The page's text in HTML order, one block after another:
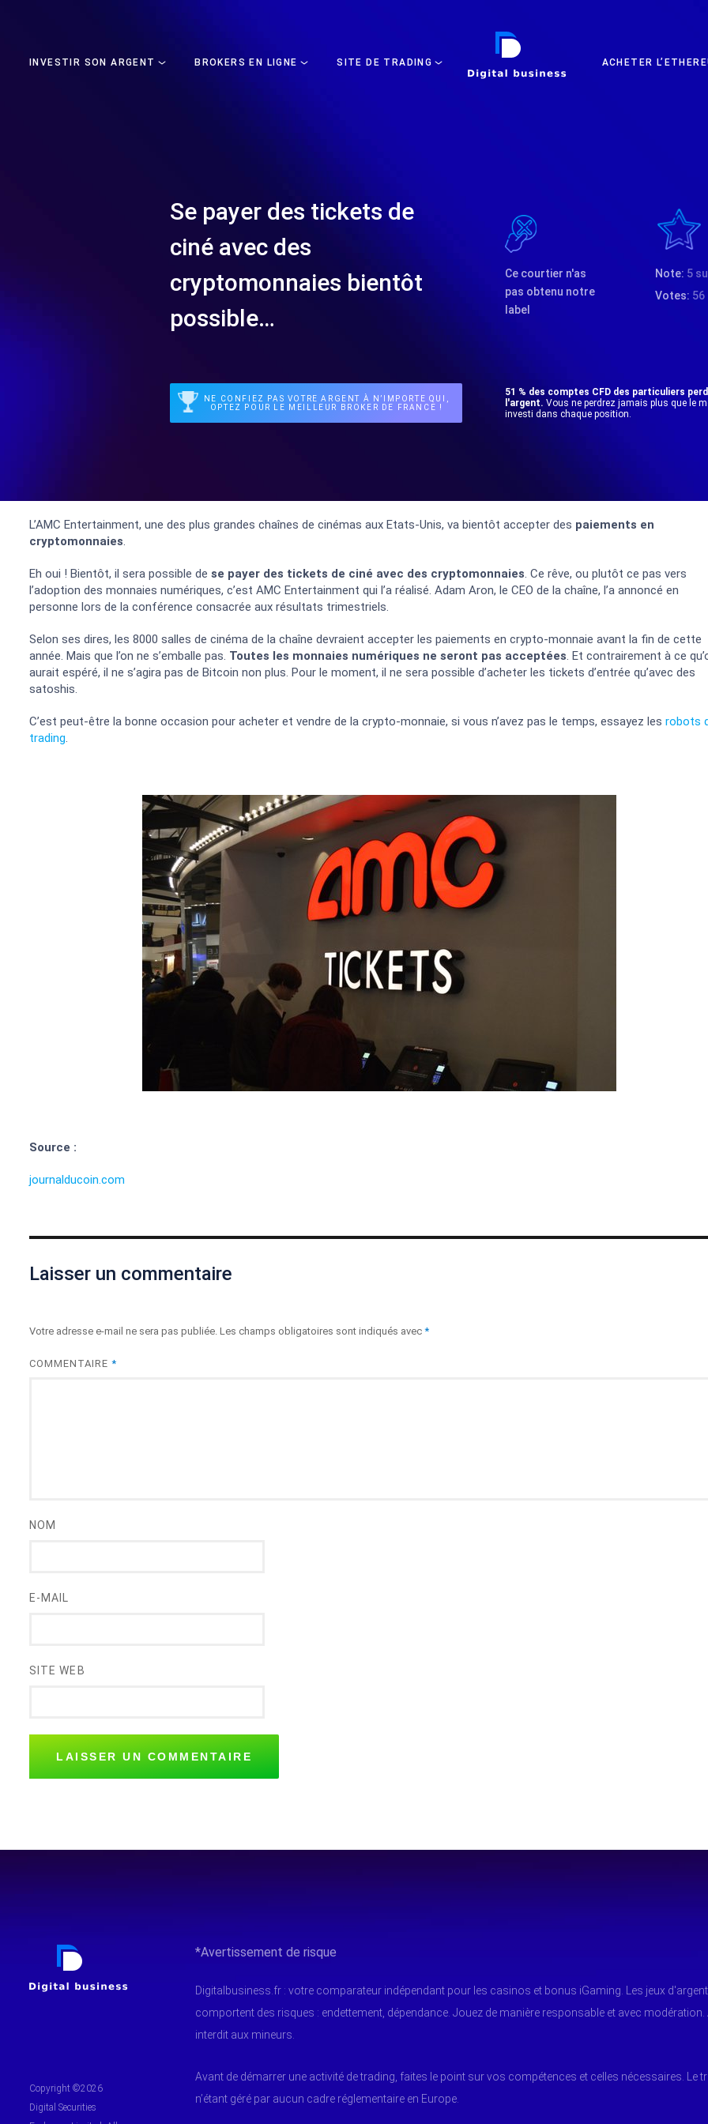
INVESTIR SON ARGENT BROKERS EN LIGNE SITE DE TRADING
DIGITAL BUSINESS
ACHETER
Se payer des tickets de
ciné avec des
cryptomonnaies bientôt
possible…
Ce courtier n'as
pas obtenu notre
label
Note: 5
Votes: 56
NE CONFIEZ PAS VOTRE ARGENT À N’IMPORTE QUI,
OPTEZ POUR LE MEILLEUR BROKER DE FRANCE !
51 % des comptes CFD des particuliers
l'argent. Vous ne perdrez jamais plus que le
investi dans chaque position.
L’AMC Entertainment, une des plus grandes chaînes de cinémas aux Etats-Unis, va bientôt accepter des paiements en
cryptomonnaies.
Eh oui ! Bientôt, il sera possible de se payer des tickets de ciné avec des cryptomonnaies. Ce rêve, ou plutôt ce pas vers
l’adoption des monnaies numériques, c’est AMC Entertainment qui l’a réalisé. Adam Aron, le CEO de la chaîne, l’a annoncé en
personne lors de la conférence consacrée aux résultats trimestriels.
Selon ses dires, les 8000 salles de cinéma de la chaîne devraient accepter les paiements en crypto-monnaie avant la fin de cette
année. Mais que l’on ne s’emballe pas. Toutes les monnaies numériques ne seront pas acceptées. Et contrairement à ce
aurait espéré, il ne s’agira pas de Bitcoin non plus. Pour le moment, il ne sera possible d’acheter les tickets d’entrée qu’avec des
satoshis.
C’est peut-être la bonne occasion pour acheter et vendre de la crypto-monnaie, si vous n’avez pas le temps, essayez les robots
trading.
Source :
journalducoin.com
Laisser un commentaire
Votre adresse e-mail ne sera pas publiée. Les champs obligatoires sont indiqués avec *
COMMENTAIRE *
NOM
E-MAIL
SITE WEB
Copyright ©2026
Digital Securities
*Avertissement de risque
Digitalbusiness.fr : votre comparateur indépendant pour les casinos et bonus iGaming. Les jeux d'argent
comportent des risques : endettement, dépendance. Jouez de manière responsable et avec
interdit aux mineurs.
Avant de démarrer une activité de trading, faites le point sur vos compétences et celles nécessaires. Le
n’étant géré par aucun cadre réglementaire en Europe.